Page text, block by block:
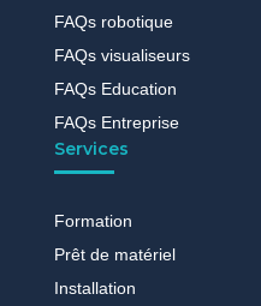
FAQs robotique
FAQs visualiseurs
FAQs Education
FAQs Entreprise
Services
Formation
Prêt de matériel
Installation